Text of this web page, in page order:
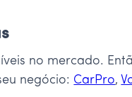
no mercado.
negócio: CarPro,